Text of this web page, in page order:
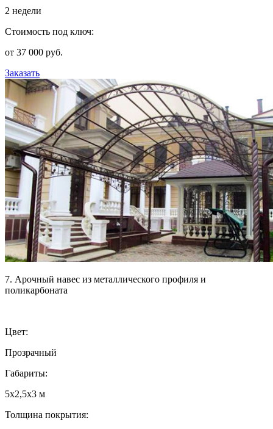
2 недели
Стоимость под ключ:
от 37 000 руб.
Заказать
7. Арочный навес из металлического профиля и
поликарбоната
Цвет:
Прозрачный
Габариты:
5х2,5х3 м
Толщина покрытия: